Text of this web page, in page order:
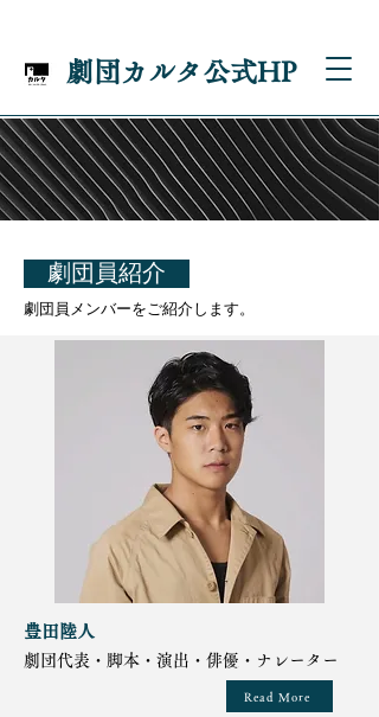
劇団カルタ公式HP
劇団員紹介
劇団員メンバーをご紹介します。
豊田陸人
劇団代表・脚本・演出・俳優・ナレーター
Read More